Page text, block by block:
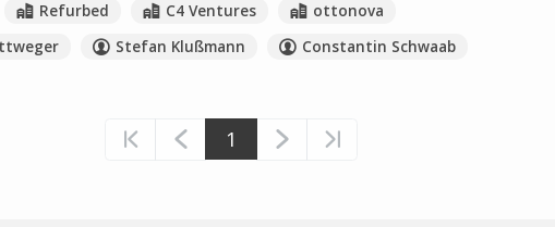
Refurbed C4 Ventures
ottonova
Stefan Klußmann Constantin Schwaab
1